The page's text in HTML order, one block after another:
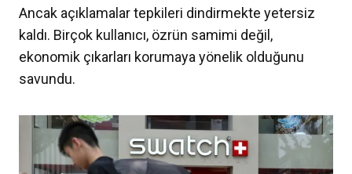
Ancak açıklamalar tepkileri dindirmekte yetersiz
kaldı. Birçok kullanıcı, özrün samimi değil,
ekonomik çıkarları korumaya yönelik olduğunu
savundu.